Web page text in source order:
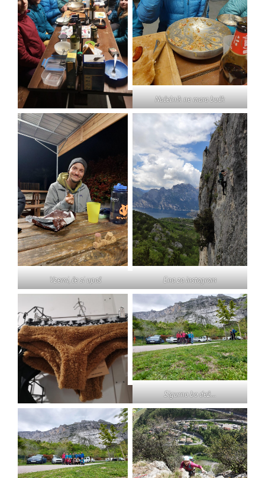
Načelnik ne mara bučk
Vzemi, če si upaš Ena za instagram
Sigurno bo dež…